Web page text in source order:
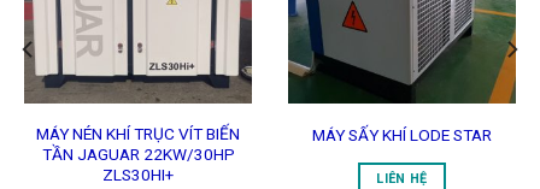
MÁY NÉN KHÍ TRỤC VÍT BIẾN
TẦN JAGUAR 22KW/30HP
ZLS30HI+
MÁY SẤY KHÍ LODE STAR
LIÊN HỆ